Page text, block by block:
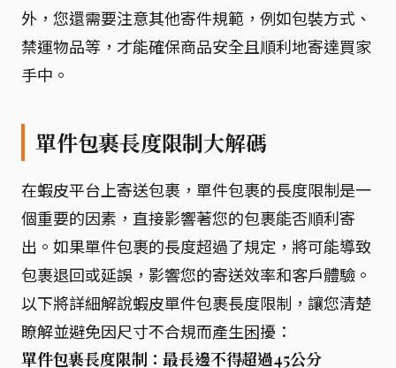
外，您還需要注意其他寄件規範，例如包裝方式、
禁運物品等，才能確保商品安全且順利地寄達買家
手中。
單件包裹長度限制大解碼
在蝦皮平台上寄送包裹，單件包裹的長度限制是一
個重要的因素，直接影響著您的包裹能否順利寄
出。如果單件包裹的長度超過了規定，將可能導致
包裹退回或延誤，影響您的寄送效率和客戶體驗。
以下將詳細解說蝦皮單件包裹長度限制，讓您清楚
瞭解並避免因尺寸不合規而產生困擾：
單件包裹長度限制：最長邊不得超過45公分